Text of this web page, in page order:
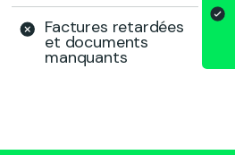
Factures retardées
et documents
manquants